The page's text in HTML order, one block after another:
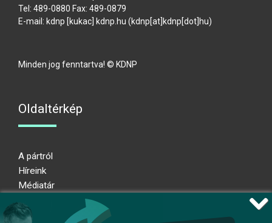
Tel: 489-0880 Fax: 489-0879
E-mail: kdnp [kukac] kdnp hu (kdnp[at]kdnp[dot]hu)
Minden jog fenntartva! © KDNP
Oldaltérkép
A pártról
Híreink
Médiatár
Adatkezelési nyilatkozat